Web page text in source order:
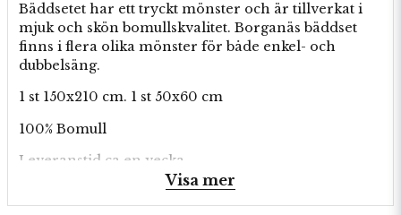
Bäddsetet har ett tryckt mönster och är tillverkat i
mjuk och skön bomullskvalitet. Borganäs bäddset
finns i flera olika mönster för både enkel- och
dubbelsäng.
1 st 150x210 cm. 1 st 50x60 cm
100% Bomull
Leveranstid ca en vecka.
Visa mer